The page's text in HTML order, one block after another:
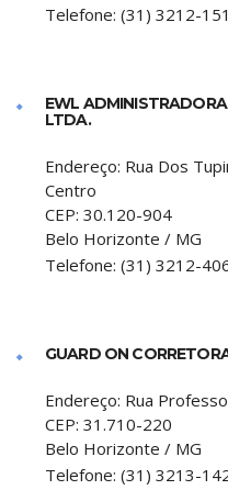
Telefone: (31) 3212-
EWL
LTDA.
Endereço: Rua Dos
Centro
CEP: 30.120-904
Belo Horizonte / MG
Telefone: (31) 3212-
GUARD ON
Endereço: Rua
CEP: 31.710-220
Belo Horizonte / MG
Telefone: (31) 3213-